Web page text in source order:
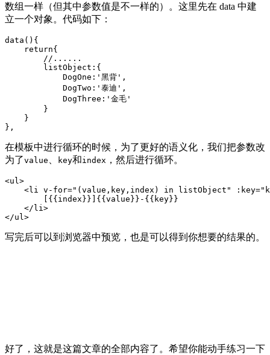
数组一样（但其中参数值是不一样的）。这里先在 data 中建
立一个对象。代码如下：
data(){
    return{
        //......
        listObject:{
            DogOne:'黑背',
            DogTwo:'泰迪',
            DogThree:'金毛'
        }
    }
},
在模板中进行循环的时候，为了更好的语义化，我们把参数改
为了value key和index ，然后进行循环。
<ul>
<li v-for="(value,key,index) in listObject"
        [{{index}}]{{value}}-{{key}}
    </li>
</ul>
写完后可以到浏览器中预览，也是可以得到你想要的结果的。
好了，这就是这篇文章的全部内容了。希望你能动手练习一下